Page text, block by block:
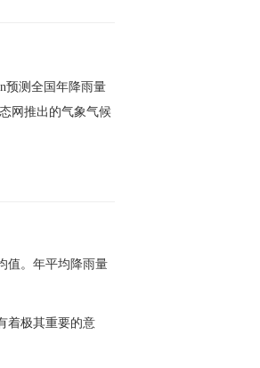
测全国年降雨量
网推出的气象气候
值。年平均降雨量
着极其重要的意